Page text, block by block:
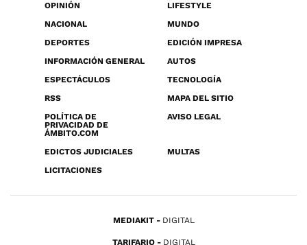
OPINIÓN
LIFESTYLE
NACIONAL
MUNDO
DEPORTES
EDICIÓN IMPRESA
INFORMACIÓN GENERAL
AUTOS
ESPECTÁCULOS
TECNOLOGÍA
RSS
MAPA DEL SITIO
POLÍTICA DE
PRIVACIDAD DE
ÁMBITO.COM
AVISO LEGAL
EDICTOS JUDICIALES
MULTAS
LICITACIONES
MEDIAKIT DIGITAL
TARIFARIO DIGITAL